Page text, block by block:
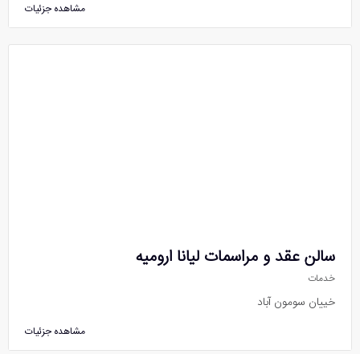
مشاهده جزئیات
سالن عقد و مراسمات لیانا ارومیه
خدمات
خییان سومون آباد
مشاهده جزئیات